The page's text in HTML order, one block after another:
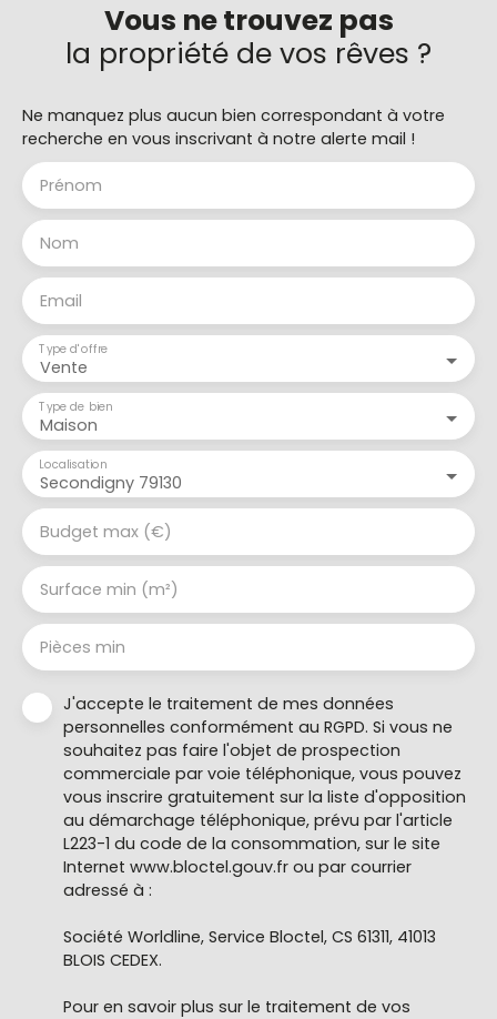
Vous ne trouvez pas
la propriété de vos rêves ?
Ne manquez plus aucun bien correspondant à votre
recherche en vous inscrivant à notre alerte mail !
Prénom
Nom
Email
Vente
Type d'offre
Maison
Type de bien
Secondigny 79130
Localisation
Budget max (€)
Surface min (m²)
Pièces min
J'accepte le traitement de mes données
personnelles conformément au RGPD. Si vous ne
souhaitez pas faire l'objet de prospection
commerciale par voie téléphonique, vous pouvez
vous inscrire gratuitement sur la liste d'opposition
au démarchage téléphonique, prévu par l'article
L223-1 du code de la consommation, sur le site
Internet www.bloctel.gouv.fr ou par courrier
adressé à :
Société Worldline, Service Bloctel, CS 61311, 41013
BLOIS CEDEX.
Pour en savoir plus sur le traitement de vos